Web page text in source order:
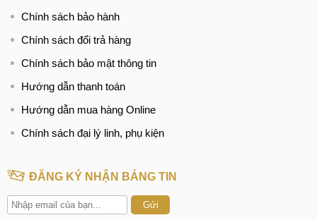
Chính sách bảo hành
Chính sách đổi trả hàng
Chính sách bảo mật thông tin
Hướng dẫn thanh toán
Hướng dẫn mua hàng Online
Chính sách đại lý linh, phụ kiện
ĐĂNG KÝ NHẬN BẢNG TIN
Gửi